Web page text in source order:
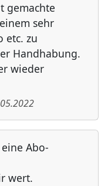
gemachte
sehr
etc. zu
Handhabung.
wieder
Abo-
wert.